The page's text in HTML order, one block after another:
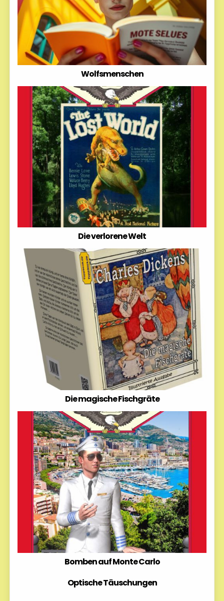
Wolfsmenschen
Die verlorene Welt
Die magische Fischgräte
Bomben auf Monte Carlo
Optische Täuschungen